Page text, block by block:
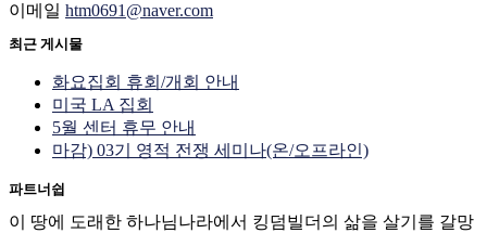
이메일 htm0691@naver.com
최근 게시물
화요집회 휴회/개회 안내
미국 LA 집회
5월 센터 휴무 안내
마감) 03기 영적 전쟁 세미나(온/오프라인)
파트너쉽
이 땅에 도래한 하나님나라에서 킹덤빌더의 삶을 살기를 갈망